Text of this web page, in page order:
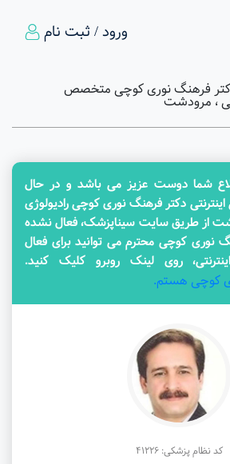
ورود / ثبت نام
دکتر فرهنگ نوری کوچی متخصص
، مرودشت
شما دوست عزیز می باشد و در حال
دکتر فرهنگ نوری کوچی رادیولوژی
از طریق سایت سیناپزشک، فعال نشده
نوری کوچی محترم می توانید برای فعال
روی لینک روبرو کلیک کنید.
کوچی هستم.
کد نظام پزشکی: 41226